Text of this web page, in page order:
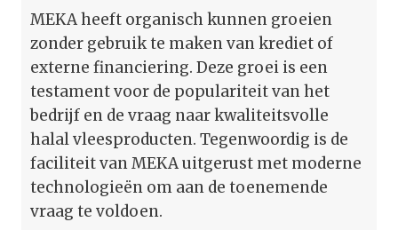
MEKA heeft organisch kunnen groeien
zonder gebruik te maken van krediet of
externe financiering. Deze groei is een
testament voor de populariteit van het
bedrijf en de vraag naar kwaliteitsvolle
halal vleesproducten. Tegenwoordig is de
faciliteit van MEKA uitgerust met moderne
technologieën om aan de toenemende
vraag te voldoen.